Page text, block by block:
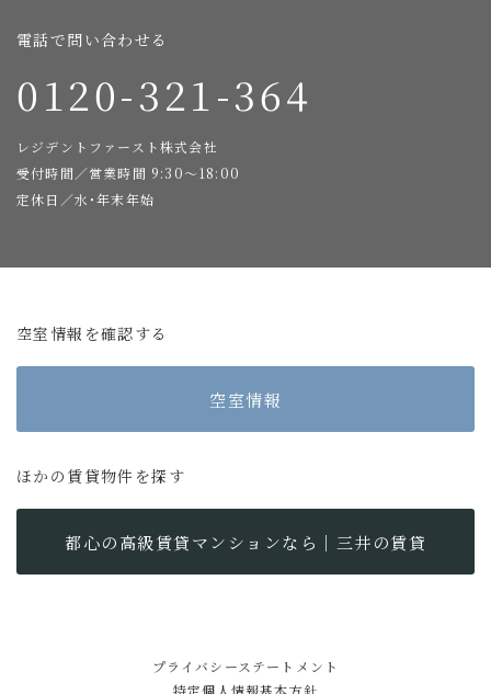
電話で問い合わせる
0120-321-364
レジデントファースト株式会社
受付時間／営業時間 9:30～18:00
定休日／水・年末年始
空室情報を確認する
空室情報
ほかの賃貸物件を探す
都心の高級賃貸マンションなら｜三井の賃貸
プライバシーステートメント